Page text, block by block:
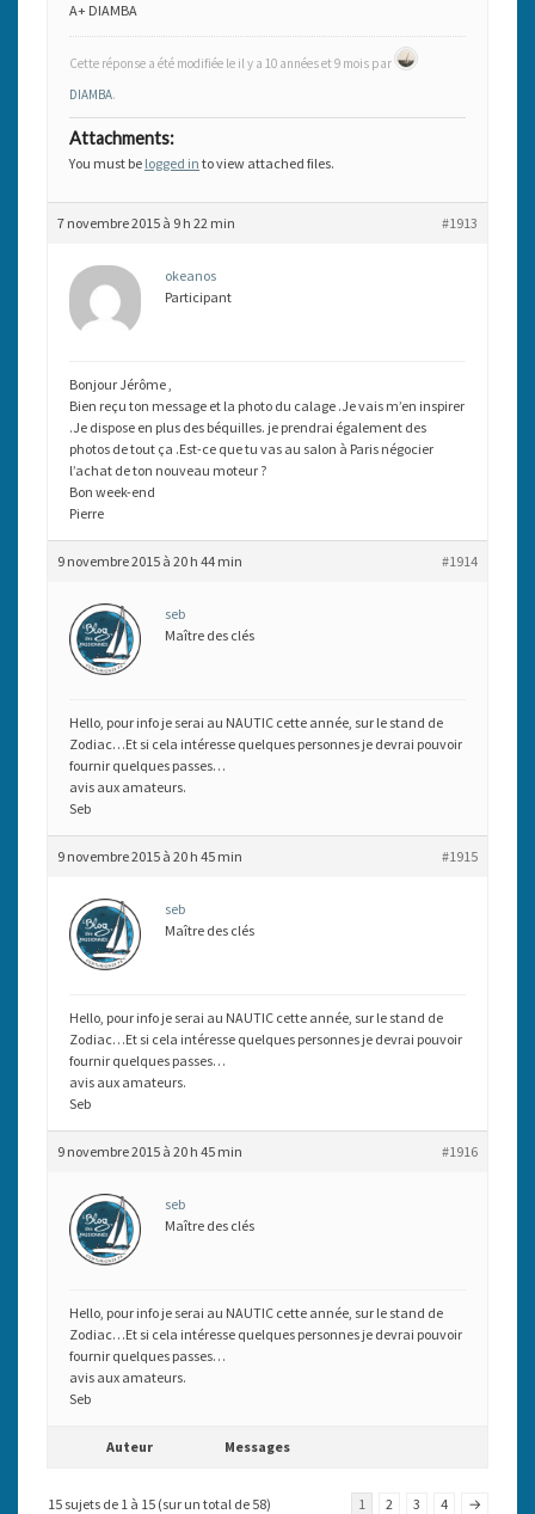
A+ DIAMBA
Cette réponse a été modifiée le il y a 10 années et 9 mois par
DIAMBA.
Attachments:
You must be logged in to view attached files.
7 novembre 2015 à 9 h 22 min #1913
okeanos
Participant
Bonjour Jérôme ,
Bien reçu ton message et la photo du calage .Je vais m’en inspirer
.Je dispose en plus des béquilles. je prendrai également des
photos de tout ça .Est-ce que tu vas au salon à Paris négocier
l’achat de ton nouveau moteur ?
Bon week-end
Pierre
9 novembre 2015 à 20 h 44 min #1914
seb
Maître des clés
Hello, pour info je serai au NAUTIC cette année, sur le stand de
Zodiac…Et si cela intéresse quelques personnes je devrai pouvoir
fournir quelques passes…
avis aux amateurs.
Seb
9 novembre 2015 à 20 h 45 min #1915
seb
Maître des clés
Hello, pour info je serai au NAUTIC cette année, sur le stand de
Zodiac…Et si cela intéresse quelques personnes je devrai pouvoir
fournir quelques passes…
avis aux amateurs.
Seb
9 novembre 2015 à 20 h 45 min #1916
seb
Maître des clés
Hello, pour info je serai au NAUTIC cette année, sur le stand de
Zodiac…Et si cela intéresse quelques personnes je devrai pouvoir
fournir quelques passes…
avis aux amateurs.
Seb
Auteur Messages
15 sujets de 1 à 15 (sur un total de 58) 1 2 3 4 →